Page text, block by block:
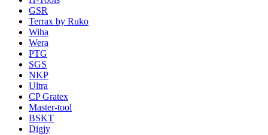
GSR
Terrax by Ruko
Wiha
Wera
PTG
SGS
NKP
Ultra
CP Gratex
Master-tool
BSKT
Digjy